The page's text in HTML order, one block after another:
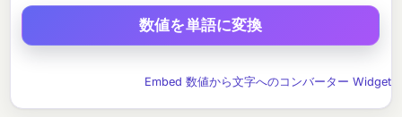
Embed 数値から文字へのコンバーター Widget